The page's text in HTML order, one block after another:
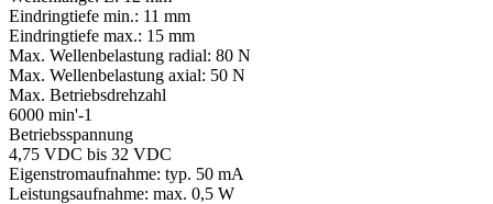
Eindringtiefe min.: 11 mm
Eindringtiefe max.: 15 mm
Max. Wellenbelastung radial: 80 N
Max. Wellenbelastung axial: 50 N
Max. Betriebsdrehzahl
6000 min'-1
Betriebsspannung
4,75 VDC bis 32 VDC
Eigenstromaufnahme: typ. 50 mA
Leistungsaufnahme: max. 0,5 W